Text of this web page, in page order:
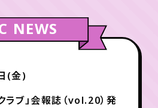
NEWS
(金)
ラブ」会報誌（vol.20）発